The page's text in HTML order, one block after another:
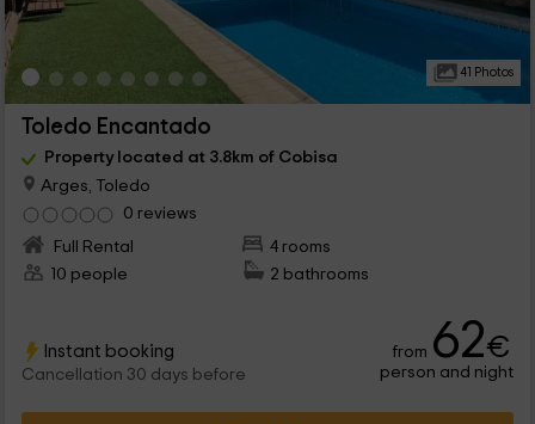
41 Photos
Toledo Encantado
Property located at 3.8km of Cobisa
Arges, Toledo
0 reviews
Full Rental
4 rooms
10 people
2 bathrooms
Instant booking
Cancellation 30 days before
from 62€
person and night